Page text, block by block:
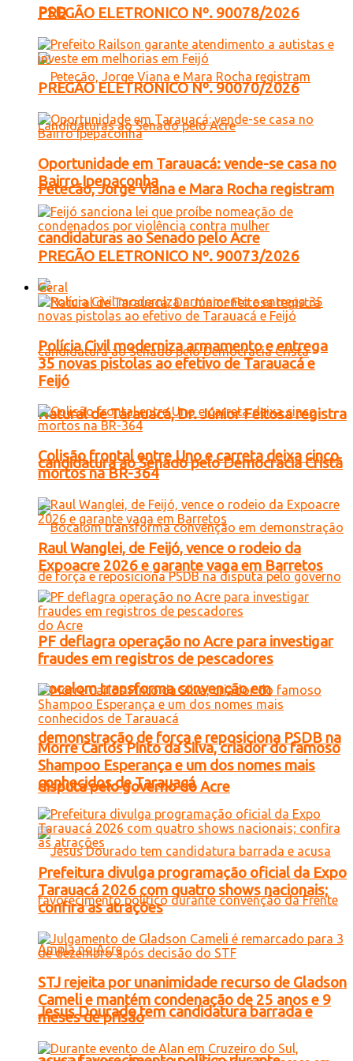
PSD
Petecão, Jorge Viana e Mara Rocha registram
candidaturas ao Senado pelo Acre
Natural de Tarauacá, Dr. Júnior Feitosa registra
candidatura ao Senado pelo Democracia Cristã
Bocalom transforma convenção em
demonstração de força e reposiciona PSDB na
disputa pelo governo do Acre
Jesus Dourado tem candidatura barrada e
PREGÃO ELETRONICO Nº. 90078/2026
PREGÃO ELETRONICO Nº. 90070/2026
Oportunidade em Tarauacá: vende-se casa no
Bairro Ipepaconha
PREGÃO ELETRONICO Nº. 90073/2026
Geral
Polícia Civil moderniza armamento e entrega
35 novas pistolas ao efetivo de Tarauacá e
Feijó
Colisão frontal entre Uno e carreta deixa cinco
mortos na BR-364
Raul Wanglei, de Feijó, vence o rodeio da
Expoacre 2026 e garante vaga em Barretos
PF deflagra operação no Acre para investigar
fraudes em registros de pescadores
Morre Carlos Pinto da Silva, criador do famoso
Shampoo Esperança e um dos nomes mais
conhecidos de Tarauacá
Prefeitura divulga programação oficial da Expo
Tarauacá 2026 com quatro shows nacionais;
confira as atrações
STJ rejeita por unanimidade recurso de Gladson
Cameli e mantém condenação de 25 anos e 9
meses de prisão